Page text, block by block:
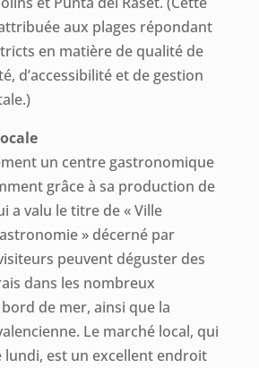
aux plages répondant
en matière de qualité de
d’accessibilité et de gestion
un centre gastronomique
grâce à sa production de
a valu le titre de « Ville
» décerné par
visiteurs peuvent déguster des
dans les nombreux
de mer, ainsi que la
Le marché local, qui
lundi, est un excellent endroit